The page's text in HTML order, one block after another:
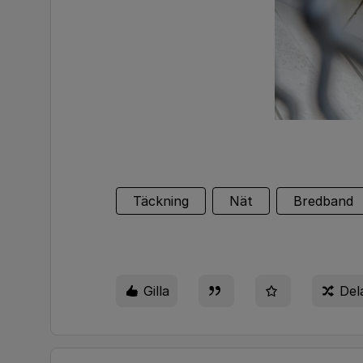
Täckning Nät Bredband
Gilla